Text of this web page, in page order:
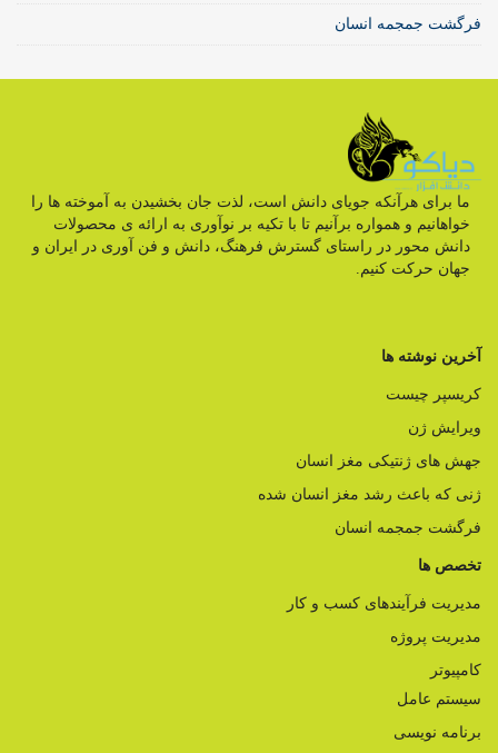
فرگشت جمجمه انسان
ما برای هرآنکه جویای دانش است، لذت جان بخشیدن به آموخته ها را
خواهانیم و همواره برآنیم تا با تکیه بر نوآوری به ارائه ی محصولات
دانش محور در راستای گسترش فرهنگ، دانش و فن آوری در ایران و
جهان حرکت کنیم.
آخرین نوشته ها
کریسپر چیست
ویرایش ژن
جهش های ژنتیکی مغز انسان
ژنی که باعث رشد مغز انسان شده
فرگشت جمجمه انسان
تخصص ها
مدیریت فرآیندهای کسب و کار
مدیریت پروژه
کامپیوتر
سیستم عامل
برنامه نویسی